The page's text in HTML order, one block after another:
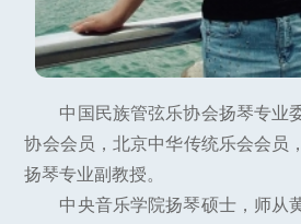
中国民族管弦乐协会扬琴专业
协会会员，北京中华传统乐会会员
扬琴专业副教授。
中央音乐学院扬琴硕士，师从